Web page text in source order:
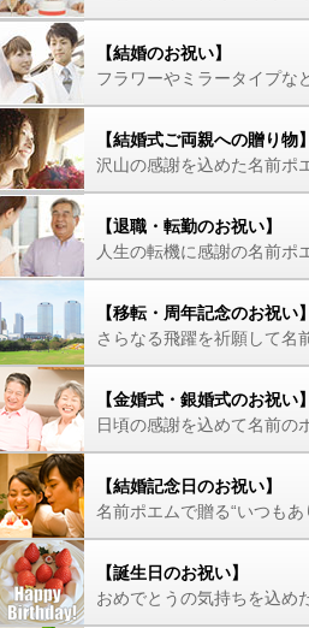
【結婚のお祝い】
フラワーやミラータイプな
【結婚式ご両親への贈り物】
沢山の感謝を込めた名前ポ
【退職・転勤のお祝い】
人生の転機に感謝の名前ポ
【移転・周年記念のお祝い】
さらなる飛躍を祈願して名
【金婚式・銀婚式のお祝い】
日頃の感謝を込めて名前の
【結婚記念日のお祝い】
名前ポエムで贈る“いつもあ
【誕生日のお祝い】
おめでとうの気持ちを込め